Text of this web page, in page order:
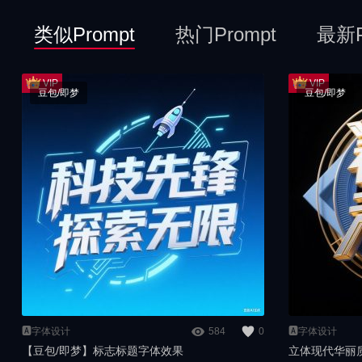
类似Prompt 热门Prompt 最新
🅰️字体设计 584 0
【豆包/即梦】标志标题字体效果
豆包/即梦
🅰️字体设计
立体现代华丽
豆包/即梦